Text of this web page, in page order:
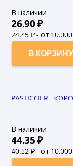
В наличии
26.90₽
24.45 ₽ - от
22.23₽ - от
В КОРЗИНУ
PASTICCIERE
В наличии
44.35 ₽
40.32 ₽ - от
36.65₽ - от